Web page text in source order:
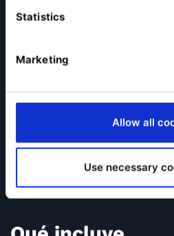
Statistics
Marketing
Allow all
Use necessary
datos de clientes
proveedores que
sabiendo que no puedes
de cambiar sin
Esta guía trata de ayudarte a
exactamente cuán vulnerable
hacer al respecto.